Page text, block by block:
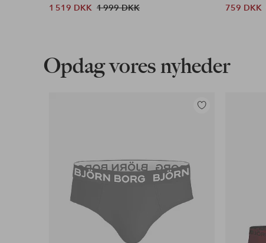
1 519 DKK 1 999 DKK
759 DKK
Opdag vores nyheder
Tilføj